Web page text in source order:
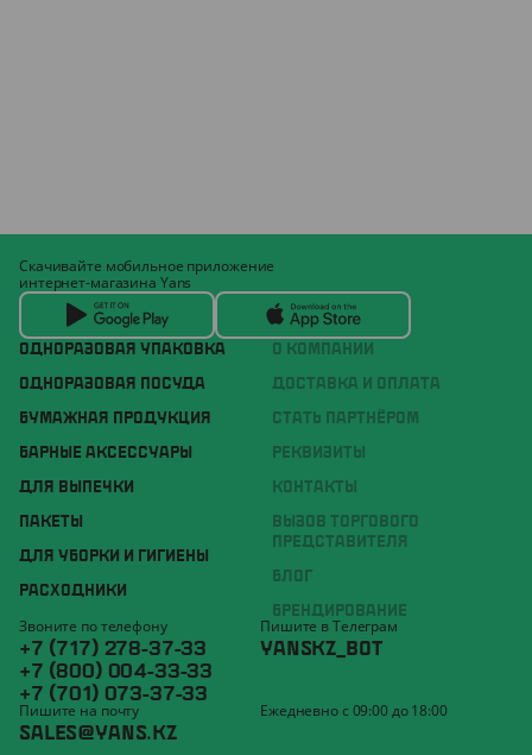
ОДНОРАЗОВАЯ УПАКОВКА
ОДНОРАЗОВАЯ ПОСУДА
БУМАЖНАЯ ПРОДУКЦИЯ
БАРНЫЕ АКСЕССУАРЫ
ДЛЯ ВЫПЕЧКИ
ПАКЕТЫ
ДЛЯ УБОРКИ И ГИГИЕНЫ
РАСХОДНИКИ
О КОМПАНИИ
ДОСТАВКА И ОПЛАТА
СТАТЬ ПАРТНЁРОМ
РЕКВИЗИТЫ
КОНТАКТЫ
ВЫЗОВ ТОРГОВОГО
ПРЕДСТАВИТЕЛЯ
БЛОГ
БРЕНДИРОВАНИЕ
Скачивайте мобильное приложение
интернет-магазина Yans
Звоните по телефону
+7 (717) 278-37-33
+7 (800) 004-33-33
+7 (701) 073-37-33
Пишите в Телеграм
YANSKZ_BOT
Пишите на почту
SALES@YANS.KZ
Ежедневно с 09:00 до 18:00